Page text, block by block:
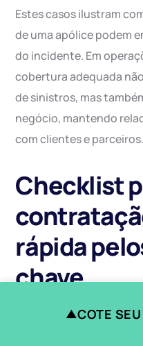
Estes casos ilustram
de uma apólice podem
do incidente. Em
cobertura adequada
de sinistros, mas
negócio, mantendo
com clientes e parceiros.
Checklist
rápida
chave
Antes de fechar
▲COTE